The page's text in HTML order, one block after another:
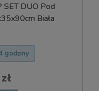
SET DUO Pod
Biała
godziny